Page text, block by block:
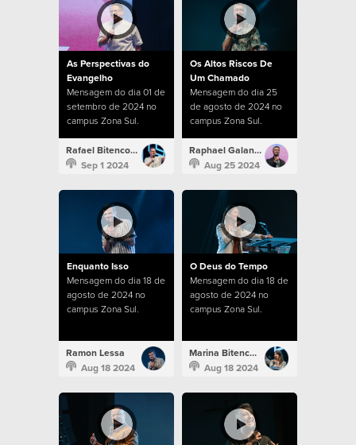
As Perspectivas do
Evangelho
Mensagem do dia 01 de
setembro de 2024 no
campus Zona Sul.
Rafael Bitencourt
Sep 1 2024
Os Altos Riscos De
Um Chamado
Mensagem do dia 25
de agosto de 2024 no
campus Zona Sul.
Raphael Galante
Aug 25 2024
Enquanto Isso
Mensagem do dia 18 de
agosto de 2024 no
campus Zona Sul.
Ramon Lessa
Aug 18 2024
O Deus do Tempo
Mensagem do dia 18 de
agosto de 2024 no
campus Zona Sul.
Marina Bitencourt
Aug 18 2024